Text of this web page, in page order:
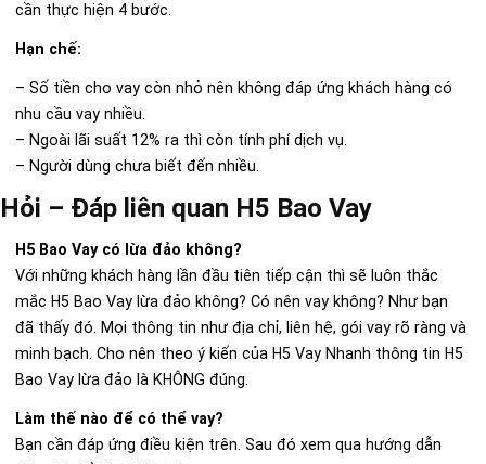
cần thực hiện 4 bước.
Hạn chế:
– Số tiền cho vay còn nhỏ nên không đáp ứng khách hàng có
nhu cầu vay nhiều.
– Ngoài lãi suất 12% ra thì còn tính phí dịch vụ.
– Người dùng chưa biết đến nhiều.
Hỏi – Đáp liên quan H5 Bao Vay
H5 Bao Vay có lừa đảo không?
Với những khách hàng lần đầu tiên tiếp cận thì sẽ luôn thắc
mắc H5 Bao Vay lừa đảo không? Có nên vay không? Như bạn
đã thấy đó. Mọi thông tin như địa chỉ, liên hệ, gói vay rõ ràng và
minh bạch. Cho nên theo ý kiến của H5 Vay Nhanh thông tin H5
Bao Vay lừa đảo là KHÔNG đúng.
Làm thế nào để có thể vay?
Bạn cần đáp ứng điều kiện trên. Sau đó xem qua hướng dẫn